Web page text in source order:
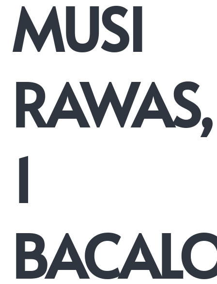
MUSI
RAWAS,
1